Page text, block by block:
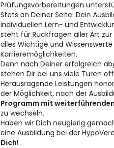
Prüfungsvorbereitungen
Stets an Deiner Seite: Dein
individuellen Lern- und
steht für Rückfragen aller Art
alles Wichtige und Wissenswerte
Karrieremöglichkeiten.
Denn nach Deiner erfolgreich
stehen Dir bei uns viele Türen
Herausragende Leistungen
der Möglichkeit, nach der
Programm mit
zu wechseln.
Haben wir Dich neugierig
eine Ausbildung bei der
Dich!